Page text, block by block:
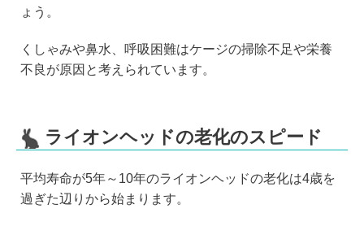
ょう。
くしゃみや鼻水、呼吸困難はケージの掃除不足や栄養
不良が原因と考えられています。
ライオンヘッドの老化のスピード
平均寿命が5年～10年のライオンヘッドの老化は4歳を
過ぎた辺りから始まります。